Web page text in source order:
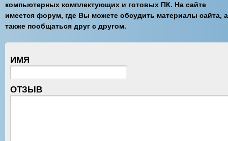
компьютерных комплектующих и готовых ПК. На сайте
имеется форум, где Вы можете обсудить материалы сайта, а
также пообщаться друг с другом.
ИМЯ
ОТЗЫВ